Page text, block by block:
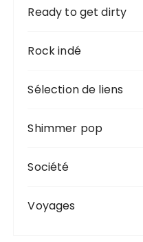
Ready to get dirty
Rock indé
Sélection de liens
Shimmer pop
Société
Voyages